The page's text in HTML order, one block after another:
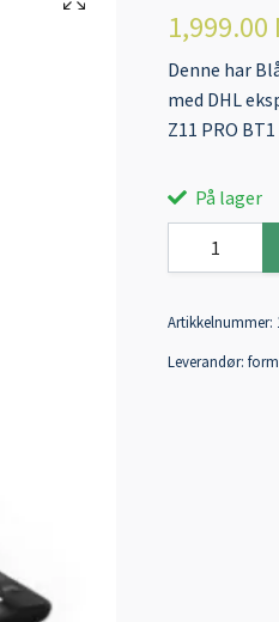
1,999.00
Denne har
med DHL
Z11 PRO
På lager
Artikkelnummer:
Leverandør: